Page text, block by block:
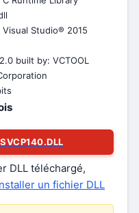
Studio® 2015
built by: VCTOOL
DLL téléchargé,
un fichier DLL